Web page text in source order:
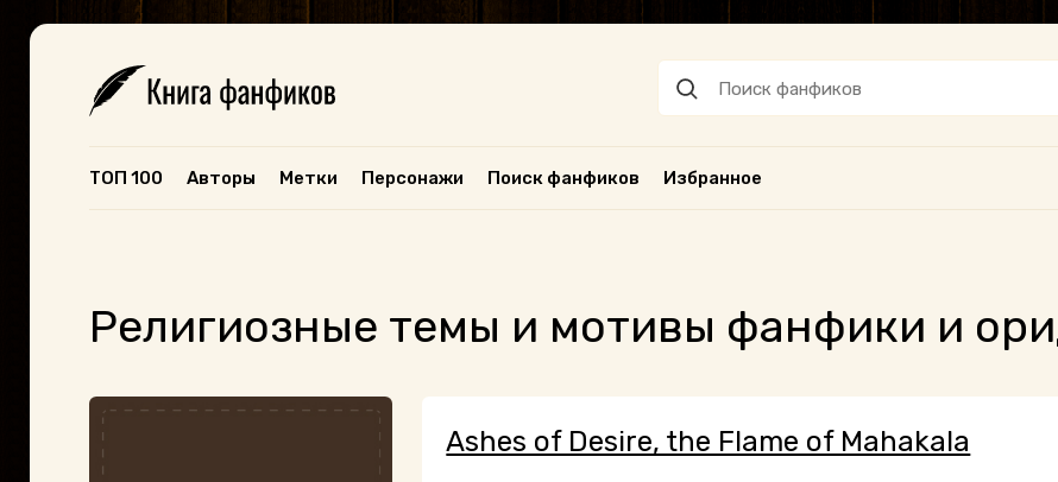
ТОП 100 Авторы Метки Персонажи Поиск фанфиков Избранное
Религиозные темы и мотивы фанфики и
Ashes of Desire, the Flame of Mahakala